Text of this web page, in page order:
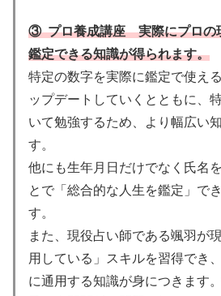
③ プロ養成講座 実際にプロの
鑑定できる知識が得られます。
特定の数字を実際に鑑定で使え
ップデートしていくとともに、
いて勉強するため、より幅広い
す。
他にも生年月日だけでなく氏名
とで「総合的な人生を鑑定」で
す。
また、現役占い師である颯羽が
用している」スキルを習得でき
に通用する知識が身につきます